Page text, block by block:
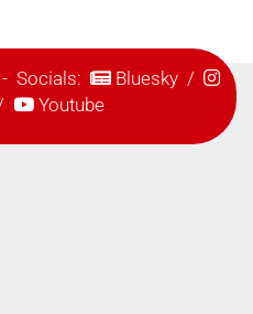
Socials: Bluesky/
Youtube